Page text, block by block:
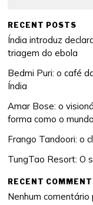
RECENT POSTS
Índia introduz
triagem do ebola
Bedmi Puri: o café
Índia
Amar Bose: o
forma como o
Frango Tandoori: o
TungTao Resort: O
RECENT
Nenhum